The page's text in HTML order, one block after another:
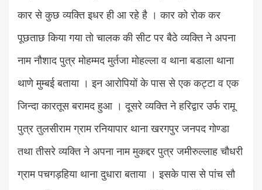
कार से कुछ व्यक्ति इधर ही आ रहे है । कार को रोक कर
पूछताछ किया गया तो चालक की सीट पर बैठे व्यक्ति ने अपना
नाम नौशाद पुत्र मोहम्मद मुर्तजा मोहल्ला व थाना बडाला थाना
थाणे मुम्बई बताया । इन आरोपियों के पास से एक कट्टा व एक
जिन्दा कारतूस बरामद हुआ । दूसरे व्यक्ति ने हरिद्वार उर्फ रामू
पुत्र तुलसीराम ग्राम रनियापार थाना खरगपुर जनपद गोण्डा
तथा तीसरे व्यक्ति ने अपना नाम मुकद्दर पुत्र जमीरुल्लाह चौधरी
ग्राम पचगड़हिया थाना दुधारा बताया । इसके पास से पांच सौ